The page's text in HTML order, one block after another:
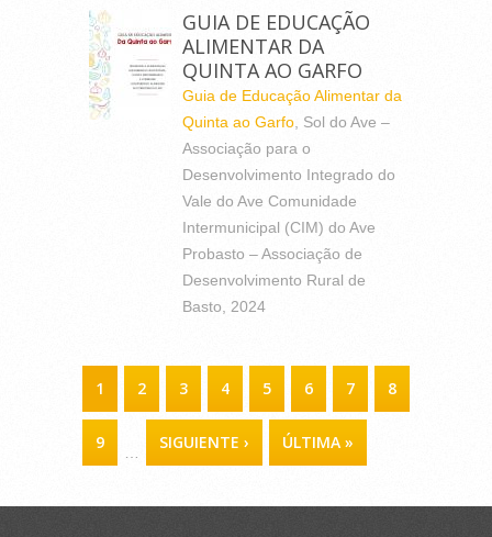
GUIA DE EDUCAÇÃO
ALIMENTAR DA
QUINTA AO GARFO
Guia de Educação Alimentar da
Quinta ao Garfo , Sol do Ave –
Associação para o
Desenvolvimento Integrado do
Vale do Ave Comunidade
Intermunicipal (CIM) do Ave
Probasto – Associação de
Desenvolvimento Rural de
Basto, 2024
PÁGINAS
1 2 3 4 5 6 7 8
9 SIGUIENTE › ÚLTIMA »